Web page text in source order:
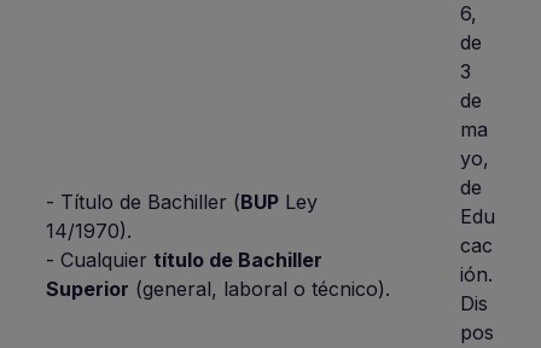
- Título de Bachiller (BUP Ley
14/1970).
- Cualquier título de Bachiller
Superior (general, laboral o técnico).
6,
de
3
de
ma
yo,
de
Edu
cac
ión.
Dis
pos